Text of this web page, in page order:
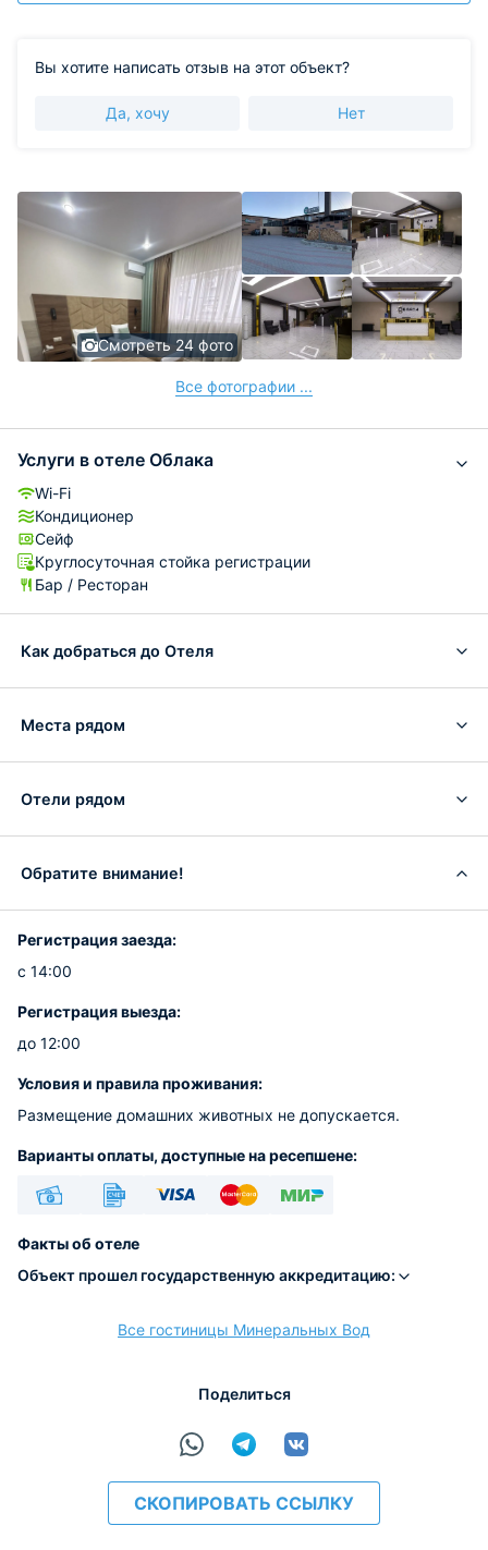
Вы хотите написать отзыв на этот объект?
Да, хочу Нет
Смотреть 24 фото
Все фотографии ...
Услуги в отеле Облака
Wi-Fi
Кондиционер
Сейф
Круглосуточная стойка регистрации
Бар / Ресторан
Как добраться до Отеля
Места рядом
Отели рядом
Обратите внимание!
Регистрация заезда:
с 14:00
Регистрация выезда:
до 12:00
Условия и правила проживания:
Размещение домашних животных не допускается.
Варианты оплаты, доступные на ресепшене:
расчёт
Факты об отеле
Объект прошел государственную аккредитацию:
Все гостиницы Минеральных Вод
Поделиться
СКОПИРОВАТЬ ССЫЛКУ